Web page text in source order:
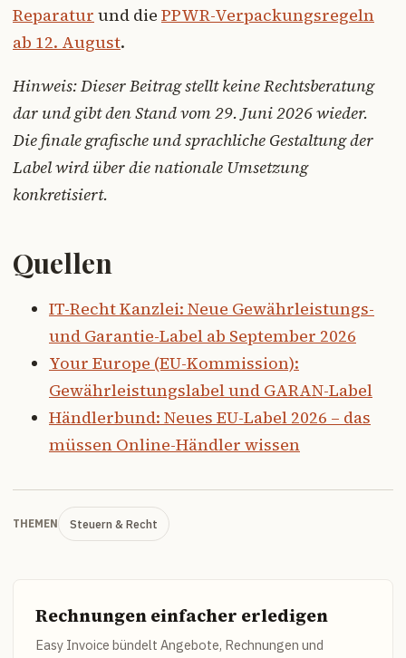
Reparatur und die PPWR-Verpackungsregeln
ab 12. August.
Hinweis: Dieser Beitrag stellt keine Rechtsberatung
dar und gibt den Stand vom 29. Juni 2026 wieder.
Die finale grafische und sprachliche Gestaltung der
Label wird über die nationale Umsetzung
konkretisiert.
Quellen
IT-Recht Kanzlei: Neue Gewährleistungs-
und Garantie-Label ab September 2026
Your Europe (EU-Kommission):
Gewährleistungslabel und GARAN-Label
Händlerbund: Neues EU-Label 2026 – das
müssen Online-Händler wissen
THEMEN Steuern & Recht
Rechnungen einfacher erledigen
Easy Invoice bündelt Angebote, Rechnungen und